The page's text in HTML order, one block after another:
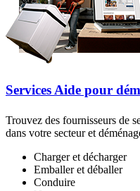
Services Aide pour
Trouvez des fournisseurs de
dans votre secteur et
Charger et décharger
Emballer et déballer
Conduire